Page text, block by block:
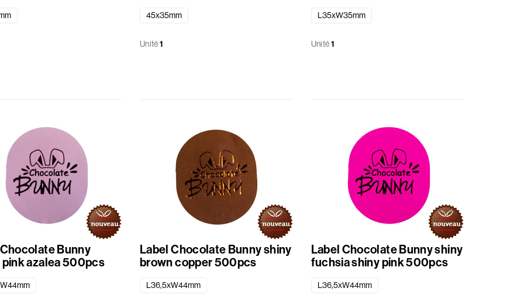
45x35mm
Unité1
L35xW35mm
Unité1
Bunny
azalea 500pcs
Label Chocolate Bunny shiny
brown copper 500pcs
L36,5xW44mm
Label Chocolate Bunny shiny
fuchsia shiny pink 500pcs
L36,5xW44mm